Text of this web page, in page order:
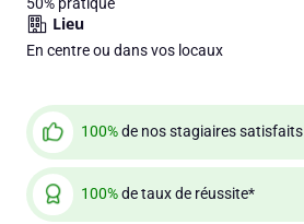
50% pratique
Lieu
En centre ou dans vos locaux
100%de nos stagiaires satisfaits
100%de taux de réussite*